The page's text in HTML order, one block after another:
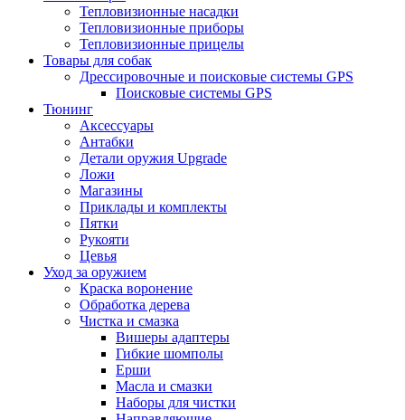
Тепловизионные насадки
Тепловизионные приборы
Тепловизионные прицелы
Товары для собак
Дрессировочные и поисковые системы GPS
Поисковые системы GPS
Тюнинг
Аксессуары
Антабки
Детали оружия Upgrade
Ложи
Магазины
Приклады и комплекты
Пятки
Рукояти
Цевья
Уход за оружием
Краска воронение
Обработка дерева
Чистка и смазка
Вишеры адаптеры
Гибкие шомполы
Ерши
Масла и смазки
Наборы для чистки